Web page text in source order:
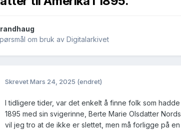
om bruk av Digitalarkivet
SkrevetMars 24, 2025 (endret)
I tidligere tider, var det enkelt å finne folk som
1895 med sin svigerinne, Berte Marie Olsdatter
vil jeg tro at de ikke er slettet, men må forligge på en